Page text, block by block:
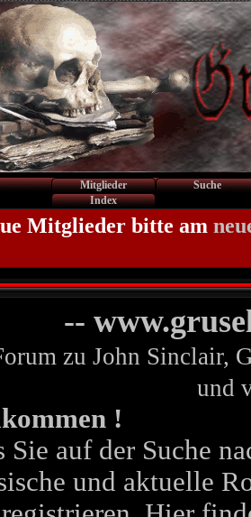
Mitglieder
Suche
Index
Mitglieder bitte am
--
zu John Sinclair,
und
!
Sie auf der Suche
und aktuelle